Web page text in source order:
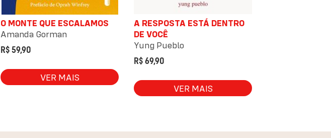
O MONTE QUE ESCALAMOS
Amanda Gorman
R$ 59,90
VER MAIS
A RESPOSTA ESTÁ DENTRO
DE VOCÊ
Yung Pueblo
R$ 69,90
VER MAIS